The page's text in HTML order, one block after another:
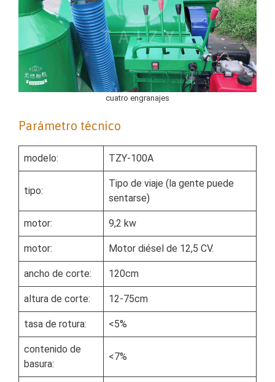
cuatro engranajes
Parámetro técnico
modelo: TZY-100A
tipo:
Tipo de viaje (la gente puede
sentarse)
motor: 9,2 kw
motor: Motor diésel de 12,5 CV.
ancho de corte: 120cm
altura de corte: 12-75cm
tasa de rotura: <5%
contenido de
basura:
<7%